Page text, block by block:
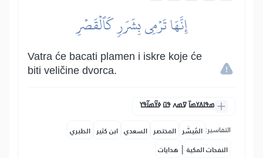
إِنَّهَا تَرۡمِي بِشَرَرٖ كَٱلۡقَصۡرِ
Vatra će bacati plamen i iskre koje će
biti veličine dvorca.
ߘߟߊߡߌߘߊ߫ ߜߘߍ ߟߎ߫ ߦߌ߬ߘߊ߬ߟߌ
التفاسير: المُيسَّر المختصر السعدي ابن كثير الطبري
النفحات المكية | هدايات